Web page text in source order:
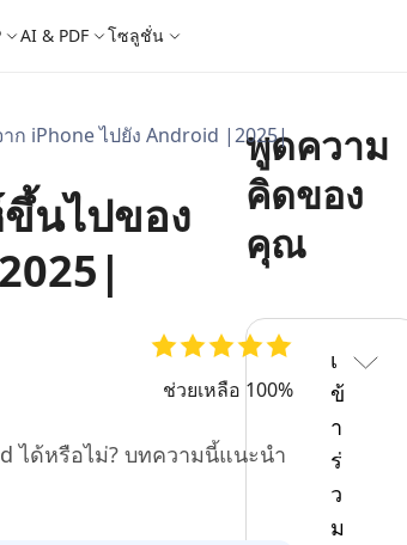
4DDiG Photo Repair
ซ่อมแซมรูปภาพที่เสียหายบน PC/Mac
4DDiG Video Repair
ซ่อมแซมวิดีโอที่เสียหายบน PC/Mac
iCareFone WhatsApp Transfer
iPhone 17
ย้าย Whatsapp ระหว่าง Android & iPhone
UltData WhatsApp Recovery
กู้คืนการแชท WhatsApp บน Android/iPhone
าน
4uKey - ปลดล็อค Android
ปลดล็อค Android และ bypass FRP
Phone Mirror
ซอฟต์แวร์กระจกหน้าจอ Android & iOS
ย้ายแชท Whatsapp Android/iPhone
AI & PDF
4DDiG Duplicate File Deleter
AI-Powered
ลบไฟล์ซ้ำด้วย AI
4DDiG Mac Cleaner
New
ทำความสะอาดและเพิ่มประสิทธิภาพ Mac ของ
Tenorshare AI PDF
สรุปเอกสาร PDF ได้อย่างชาญฉลาดด้วย AI
โซลูชั่น
iCloud Activation Lock Bypass
FRP Bypass
กู้คืนรูปภาพของ iPhone
ก iPhone ไปยัง Android |2025|
นไปของ
ช่วยเหลือ 100%
ได้หรือไม่? บทความนี้แนะนำ
พูดความ
คิดของ
คุณ
เ
ข้
า
ร่
ว
ม